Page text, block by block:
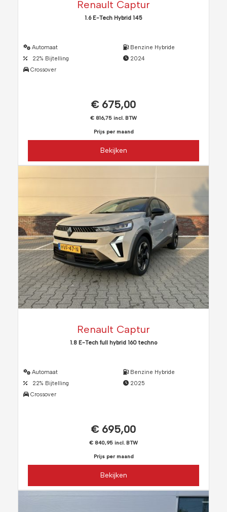
Renault Captur
1.6 E-Tech Hybrid 145
Automaat
22% Bijtelling
Crossover
Benzine Hybride
2024
€ 675,00
€ 816,75 incl. BTW
Prijs per maand
Bekijken
Renault Captur
1.8 E-Tech full hybrid 160 techno
Automaat
22% Bijtelling
Crossover
Benzine Hybride
2025
€ 695,00
€ 840,95 incl. BTW
Prijs per maand
Bekijken